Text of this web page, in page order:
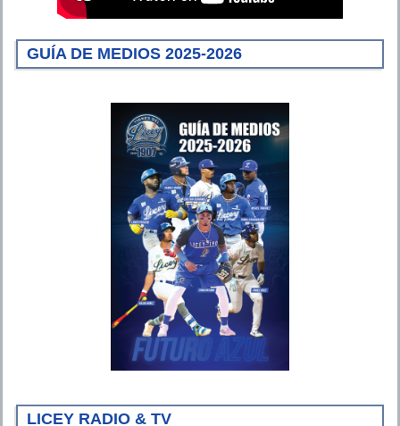
GUÍA DE MEDIOS 2025-2026
LICEY RADIO & TV